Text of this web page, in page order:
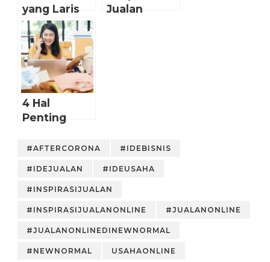
yang Laris
Manis di
Facebook
Jualan
4 Hal
Penting
Online Seller
New Normal
#AFTERCORONA #IDEBISNIS
#IDEJUALAN #IDEUSAHA
#INSPIRASIJUALAN
#INSPIRASIJUALANONLINE #JUALANONLINE
#JUALANONLINEDINEWNORMAL
#NEWNORMAL USAHAONLINE